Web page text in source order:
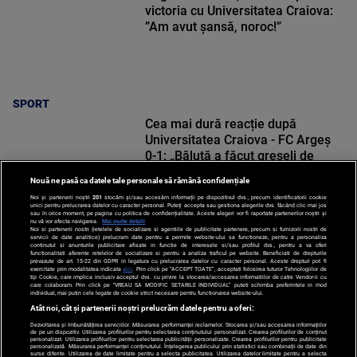
SPORT
victoria cu Universitatea Craiova:
”Am avut șansă, noroc!”
SPORT
Cea mai dură reacție după
Universitatea Craiova - FC Argeș
0-1: „Băluță a făcut greșeli de
Nouă ne pasă ca datele tale personale să rămână confidențiale
Noi și partenerii noștri 201 stocăm și/sau accesăm informații pe dispozitivul dvs., precum identificatorii cookie
unici pentru prelucrarea datelor cu caracter personal. Puteți accepta sau gestiona alegerile dvs. făcând clic mai jos
sau în orice moment, pe pagina cu politica de confidențialitate. Aceste alegeri vor fi raportate partenerilor noștri și
nu vă vor afecta navigarea.
Mai multe detalii
Noi si partenerii nostri (retelele de socializare si agentiile de publicitate partenere, precum si furnizorii nostri de
servicii de date analitice) prelucram date pentru a permite website-ului sa functioneze, pentru a personaliza
continutul si anunturile publicitare afisate in functie de interesele si/sau profilul dvs., pentru a va oferi
functionalitati aferente retelelor de socializare si pentru a analiza traficul pe website. Beneficiati de drepturile
prevazute de art. 15-22 din GDPR in legatura cu prelucrarea datelor cu caracter personal. Aceste drepturi pot fi
exercitate prin modalitatea indicataaici . Prin click pe “ACCEPT TOATE”, acceptati folosirea tuturor Tehnologiilor de
tip Cookie, care implica inclusiv acceptul dvs. cu privire la stocarea/accesarea informatiilor de catre Vendor-ii cu
care colaboram. Prin click pe “VREAU SA MODIFIC SETARILE INDIVIDUAL” puteti schimba preferintele in mod
individual, mai putin cele legate de cookie strict necesare pentru functionarea website-ului.
Atât noi, cât și partenerii noștri prelucrăm datele pentru a oferi:
Dezvoltarea și îmbunătățirea serviciilor. Măsurarea performanței reclamelor. Stocarea și/sau accesarea informațiilor
de pe un dispozitiv. Utilizarea profilurilor pentru selectarea conținutului personalizat. Crearea profilurilor de conținut
personalizat. Utilizarea profilurilor pentru selectarea publicității personalizate. Crearea profilurilor pentru publicitate
personalizată. Măsurarea performanței conținutului. Înțelegerea publicului prin statistici sau combinații de date din
surse diferite. Utilizarea de date limitate pentru a selecta publicitatea. Utilizarea datelor limitate pentru a selecta